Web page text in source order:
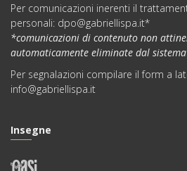
Per comunicazioni inerenti il
personali: dpo@gabriellispa.it*
*comunicazioni di contenuto non
automaticamente eliminate dal sistema
Per segnalazioni compilare ilform a
info@gabriellispa.it
Insegne